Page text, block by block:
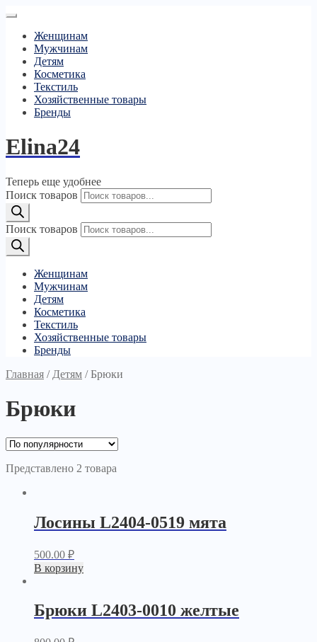
Женщинам
Мужчинам
Детям
Косметика
Текстиль
Хозяйственные товары
Бренды
Elina24
Теперь еще удобнее
Поиск товаров
Поиск товаров
Женщинам
Мужчинам
Детям
Косметика
Текстиль
Хозяйственные товары
Бренды
Главная / Детям /Брюки
Брюки
Представлено 2 товара
Лосины L2404-0519 мята
500.00 ₽
В корзину
Брюки L2403-0010 желтые